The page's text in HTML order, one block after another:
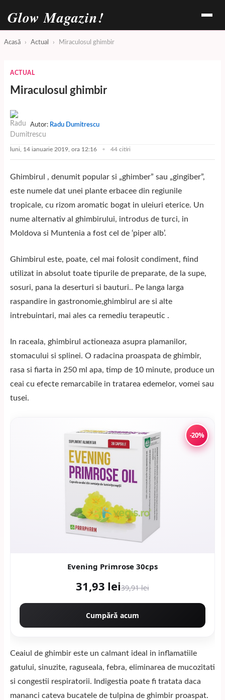
Glow Magazin!
Acasă › Actual › Miraculosul ghimbir
ACTUAL
Miraculosul ghimbir
Autor: Radu Dumitrescu
luni, 14 ianuarie 2019, ora 12:16 44 citiri
Ghimbirul , denumit popular si „ghimber” sau „gingiber”,
este numele dat unei plante erbacee din regiunile
tropicale, cu rizom aromatic bogat in uleiuri eterice. Un
nume alternativ al ghimbirului, introdus de turci, in
Moldova si Muntenia a fost cel de ‘piper alb’.
Ghimbirul este, poate, cel mai folosit condiment, fiind
utilizat in absolut toate tipurile de preparate, de la supe,
sosuri, pana la deserturi si bauturi.. Pe langa larga
raspandire in gastronomie,ghimbirul are si alte
intrebuintari, mai ales ca remediu terapeutic .
In raceala, ghimbirul actioneaza asupra plamanilor,
stomacului si splinei. O radacina proaspata de ghimbir,
rasa si fiarta in 250 ml apa, timp de 10 minute, produce un
ceai cu efecte remarcabile in tratarea edemelor, vomei sau
tusei.
-20%
Evening Primrose 30cps
31,93 lei39,91 lei
Cumpără acum
Ceaiul de ghimbir este un calmant ideal in inflamatiile
gatului, sinuzite, raguseala, febra, eliminarea de mucozitati
si congestii respiratorii. Indigestia poate fi tratata daca
mananci cateva bucatele de tulpina de ghimbir proaspat.